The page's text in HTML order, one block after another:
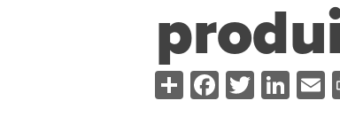
ShareFacebook